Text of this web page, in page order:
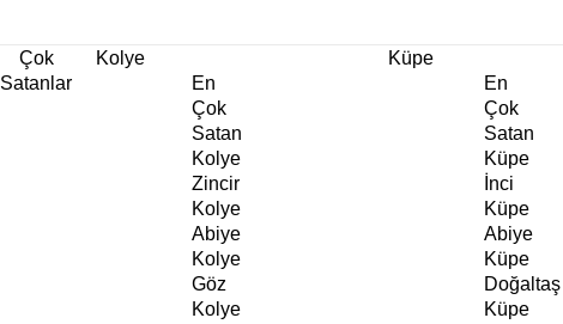
Çok
Satanlar
Kolye
En
Çok
Satan
Kolye
Zincir
Kolye
Abiye
Kolye
Göz
Kolye
Küpe
En
Çok
Satan
Küpe
İnci
Küpe
Abiye
Küpe
Doğaltaş
Küpe